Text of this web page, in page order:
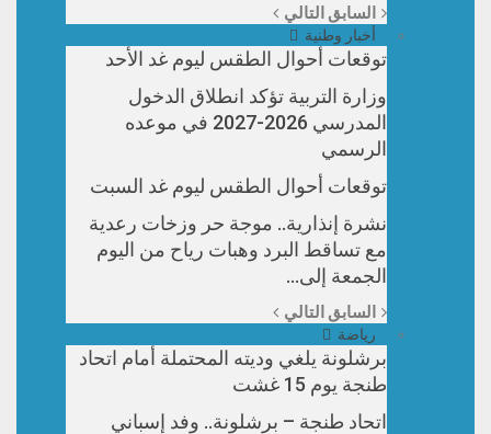
السابق التالي
أخبار وطنية
توقعات أحوال الطقس ليوم غد الأحد
وزارة التربية تؤكد انطلاق الدخول
المدرسي 2026-2027 في موعده
الرسمي
توقعات أحوال الطقس ليوم غد السبت
نشرة إنذارية.. موجة حر وزخات رعدية
مع تساقط البرد وهبات رياح من اليوم
الجمعة إلى…
السابق التالي
رياضة
برشلونة يلغي وديته المحتملة أمام اتحاد
طنجة يوم 15 غشت
اتحاد طنجة – برشلونة.. وفد إسباني